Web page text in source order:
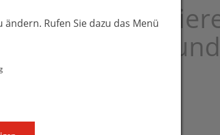
für
für
Rufen Sie dazu das Menü